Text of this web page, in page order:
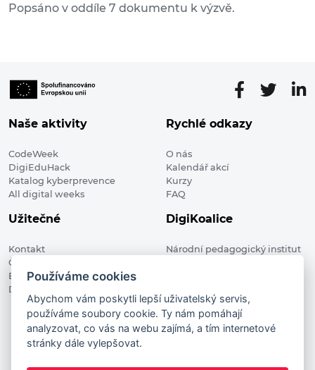
Popsáno v oddíle 7 dokumentu k výzvě.
Naše aktivity
CodeWeek
DigiEduHack
Katalog kyberprevence
All digital weeks
Rychlé odkazy
O nás
Kalendář akcí
Kurzy
FAQ
Užitečné
Kontakt
Členské organizace
Blog
Digitalizace ve vzdělávání
DigiKoalice
Národní pedagogický institut
DigiKoalice 2021. All rights reserved
Vstup do administrace
This project has received funding from the European
Používáme cookies
Abychom vám poskytli lepší uživatelský servis,
používáme soubory cookie. Ty nám pomáhají
analyzovat, co vás na webu zajímá, a tím internetové
stránky dále vylepšovat.